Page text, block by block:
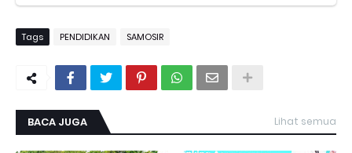
Tags PENDIDIKAN SAMOSIR
BACA JUGA Lihat semua